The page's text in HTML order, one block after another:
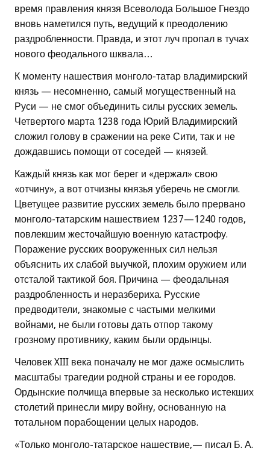
время правления князя Всеволода Большое Гнездо
вновь наметился путь, ведущий к преодолению
раздробленности. Правда, и этот луч пропал в тучах
нового феодального шквала…
К моменту нашествия монголо-татар владимирский
князь — несомненно, самый могущественный на
Руси — не смог объединить силы русских земель.
Четвертого марта 1238 года Юрий Владимирский
сложил голову в сражении на реке Сити, так и не
дождавшись помощи от соседей — князей.
Каждый князь как мог берег и «держал» свою
«отчину», а вот отчизны князья уберечь не смогли.
Цветущее развитие русских земель было прервано
монголо-татарским нашествием 1237—1240 годов,
повлекшим жесточайшую военную катастрофу.
Поражение русских вооруженных сил нельзя
объяснить их слабой выучкой, плохим оружием или
отсталой тактикой боя. Причина — феодальная
раздробленность и неразбериха. Русские
предводители, знакомые с частыми мелкими
войнами, не были готовы дать отпор такому
грозному противнику, каким были ордынцы.
Человек XIII века поначалу не мог даже осмыслить
масштабы трагедии родной страны и ее городов.
Ордынские полчища впервые за несколько истекших
столетий принесли миру войну, основанную на
тотальном порабощении целых народов.
«Только монголо-татарское нашествие,— писал Б. А.